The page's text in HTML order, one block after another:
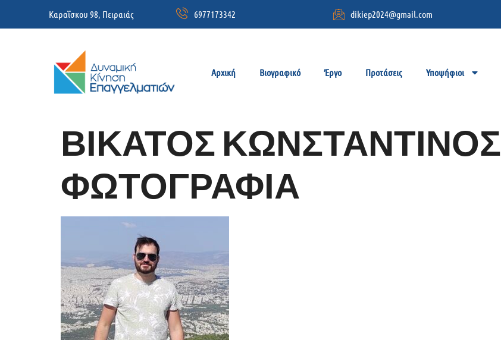
Καραΐσκου 98, Πειραιάς 6977173342 dikiep2024@gmail.com
Αρχική Βιογραφικό Έργο Προτάσεις Υποψήφιοι
ΒΙΚΑΤΟΣ ΚΩΝΣΤΑΝΤΙΝΟΣ
ΦΩΤΟΓΡΑΦΙΑ